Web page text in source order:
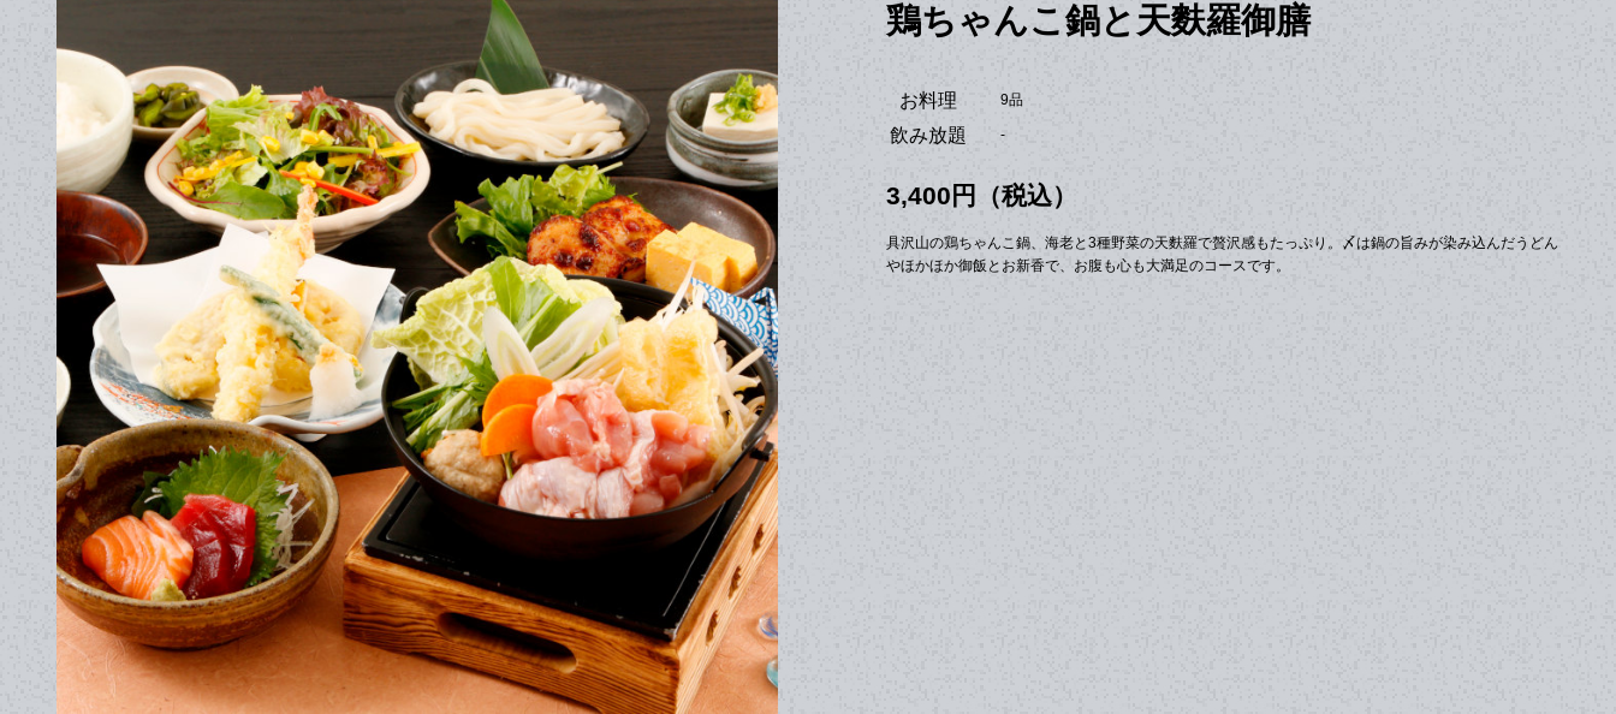
鶏ちゃんこ鍋と天麩羅御膳
お料理 9品
飲み放題 -
3,400円（税込）
具沢山の鶏ちゃんこ鍋、海老と3種野菜の天麩羅で贅沢感もたっぷり。〆は鍋の旨みが染み込んだうどん
やほかほか御飯とお新香で、お腹も心も大満足のコースです。